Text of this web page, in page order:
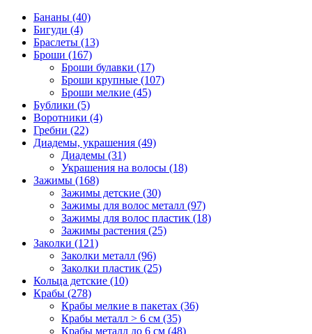
Бананы (40)
Бигуди (4)
Браслеты (13)
Броши (167)
Броши булавки (17)
Броши крупные (107)
Броши мелкие (45)
Бублики (5)
Воротники (4)
Гребни (22)
Диадемы, украшения (49)
Диадемы (31)
Украшения на волосы (18)
Зажимы (168)
Зажимы детские (30)
Зажимы для волос металл (97)
Зажимы для волос пластик (18)
Зажимы растения (25)
Заколки (121)
Заколки металл (96)
Заколки пластик (25)
Кольца детские (10)
Крабы (278)
Крабы мелкие в пакетах (36)
Крабы металл > 6 см (35)
Крабы металл до 6 см (48)